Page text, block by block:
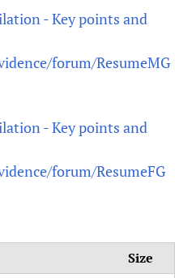
- Key points and
forum/ResumeMG
- Key points and
forum/ResumeFG
Size